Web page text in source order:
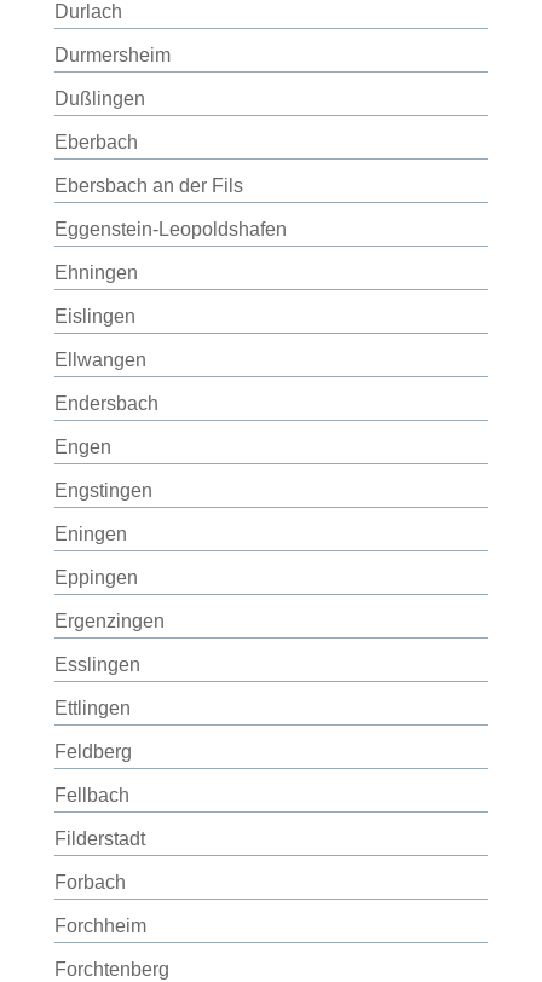
Durlach
Durmersheim
Dußlingen
Eberbach
Ebersbach an der Fils
Eggenstein-Leopoldshafen
Ehningen
Eislingen
Ellwangen
Endersbach
Engen
Engstingen
Eningen
Eppingen
Ergenzingen
Esslingen
Ettlingen
Feldberg
Fellbach
Filderstadt
Forbach
Forchheim
Forchtenberg